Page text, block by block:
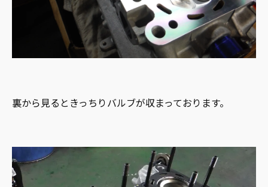
裏から見るときっちりバルブが収まっております。